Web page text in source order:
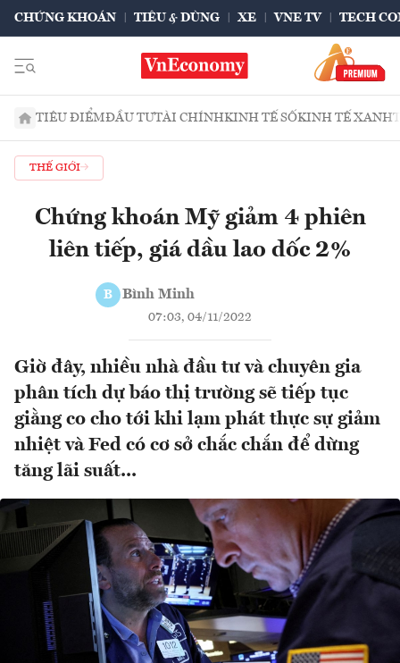
CHỨNG KHOÁN TIÊU & DÙNG XE VNE TV TECH
TIÊU ĐIỂMĐẦU TƯTÀI CHÍNHKINH TẾ SỐKINH TẾ XANH
THẾ GIỚI
Chứng khoán Mỹ giảm 4 phiên
liên tiếp, giá dầu lao dốc 2%
B Bình Minh
07:03, 04/11/2022
Giờ đây, nhiều nhà đầu tư và chuyên gia
phân tích dự báo thị trường sẽ tiếp tục
giằng co cho tới khi lạm phát thực sự giảm
nhiệt và Fed có cơ sở chắc chắn để dừng
tăng lãi suất...